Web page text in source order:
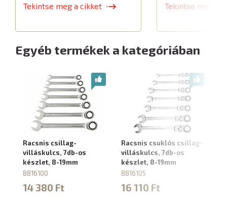
Tekintse meg a cikket Tekintse meg a
Egyéb termékek a kategóriában
Racsnis csillag-
villáskulcs, 7db-os
készlet, 8-19mm
8816100
14 380 Ft
Racsnis csuklós csillag-
villáskulcs, 7db-os
készlet, 8-19mm
8816105
16 110 Ft